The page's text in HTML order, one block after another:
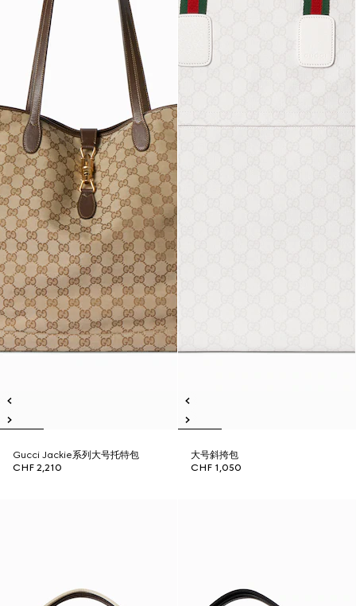
Gucci Jackie系列大号托特包
CHF 2,210
大号斜挎包
CHF 1,050